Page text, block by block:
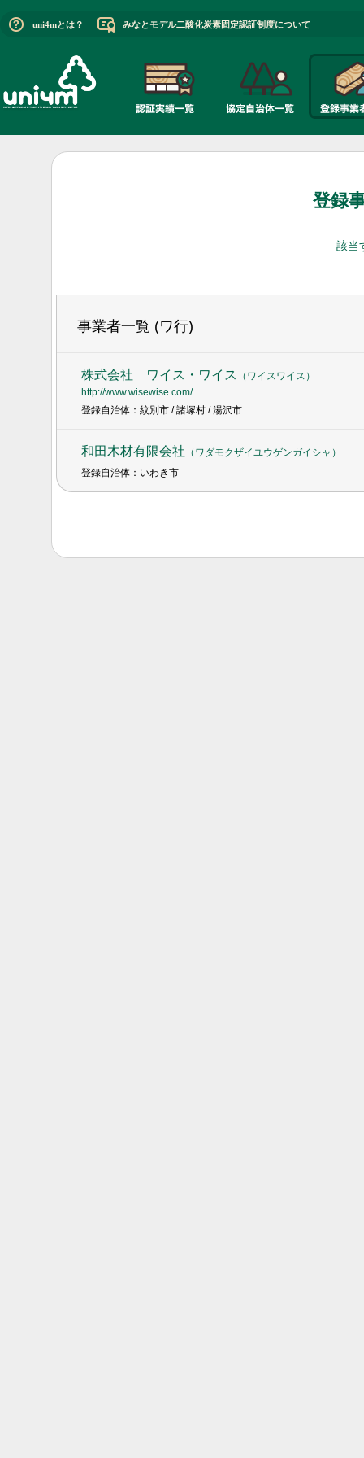
uni4mとは？ みなとモデル二酸化炭素固定認証制度について
登録
該当
事業者一覧 (ワ行)
株式会社 ワイス・ワイス （ ワイスワイス ）
http://www.wisewise.com/
登録自治体：紋別市 / 諸塚村 / 湯沢市
和田木材有限会社 （ ワダモクザイユウゲンガイシャ ）
登録自治体：いわき市